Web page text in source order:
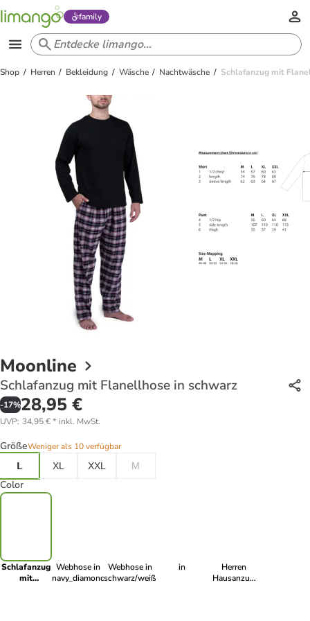
family
Shop Herren Bekleidung Wäsche Nachtwäsche Schlafanzug mit
Moonline
Schlafanzug mit Flanellhose in schwarz
-17%28,95 €
UVP: 34,95 €* inkl. MwSt.
GrößeWeniger als 10 verfügbar
L
XL XXL M
Color
Schlafanzug
mit
Webhose in
navy_diamond
Webhose in
schwarz/weiß_klein
in
Herren
Hausanzug